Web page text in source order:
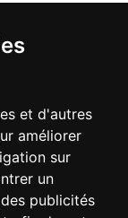
et d'autres
améliorer
sur
un
publicités
relation valable 5